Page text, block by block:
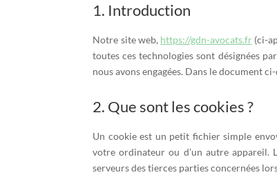
1. Introduction
Notre site web, https://gdn-avocats.fr (ci-
toutes ces technologies sont désignées
nous avons engagées. Dans le document
2. Que sont les cookies ?
Un cookie est un petit fichier simple
votre ordinateur ou d’un autre appareil.
serveurs des tierces parties concernées